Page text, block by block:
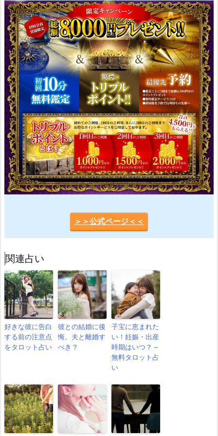
＞＞公式ページ＜＜
関連占い
好きな彼に告白
する前の注意点
をタロット占い
彼との結婚に後
悔。夫と離婚す
べき？
子宝に恵まれた
い！妊娠・出産
時期はいつ？ –
無料タロット占
い